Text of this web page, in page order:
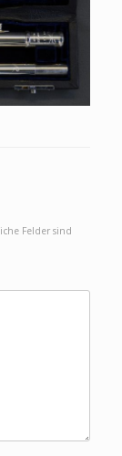
Felder sind